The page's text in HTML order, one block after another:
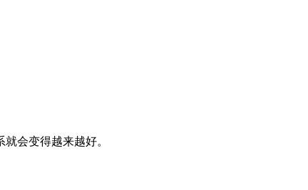
会变得越来越好。